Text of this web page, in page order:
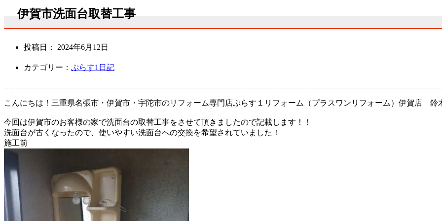
伊賀市洗面台取替工事
投稿日： 2024年6月12日
カテゴリー： ぷらす1日記
こんにちは！三重県名張市・伊賀市・宇陀市のリフォーム専門店ぷらす１リフォーム（プラスワンリフォーム）伊賀店 鈴
今回は伊賀市のお客様の家で洗面台の取替工事をさせて頂きましたので記載します！！
洗面台が古くなったので、使いやすい洗面台への交換を希望されていました！
施工前